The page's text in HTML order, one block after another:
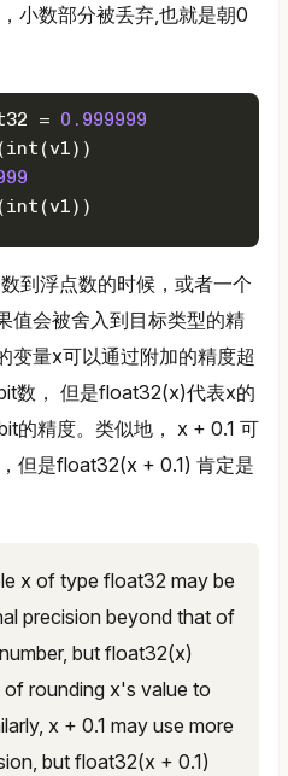
小数部分被丢弃,也就是朝0
= 0.999999
int (v1))
int (v1))
到浮点数的时候，或者一个
值会被舍入到目标类型的精
变量x可以通过附加的精度超
数， 但是float32(x)代表x的
的精度。类似地， x + 0.1 可
但是float32(x + 0.1) 肯定是
x of type float32 may be
precision beyond that of
but float32(x)
of rounding x's value to
x + 0.1 may use more
but float32(x + 0.1)